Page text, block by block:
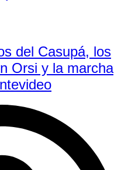
del Casupá, los
Orsi y la marcha